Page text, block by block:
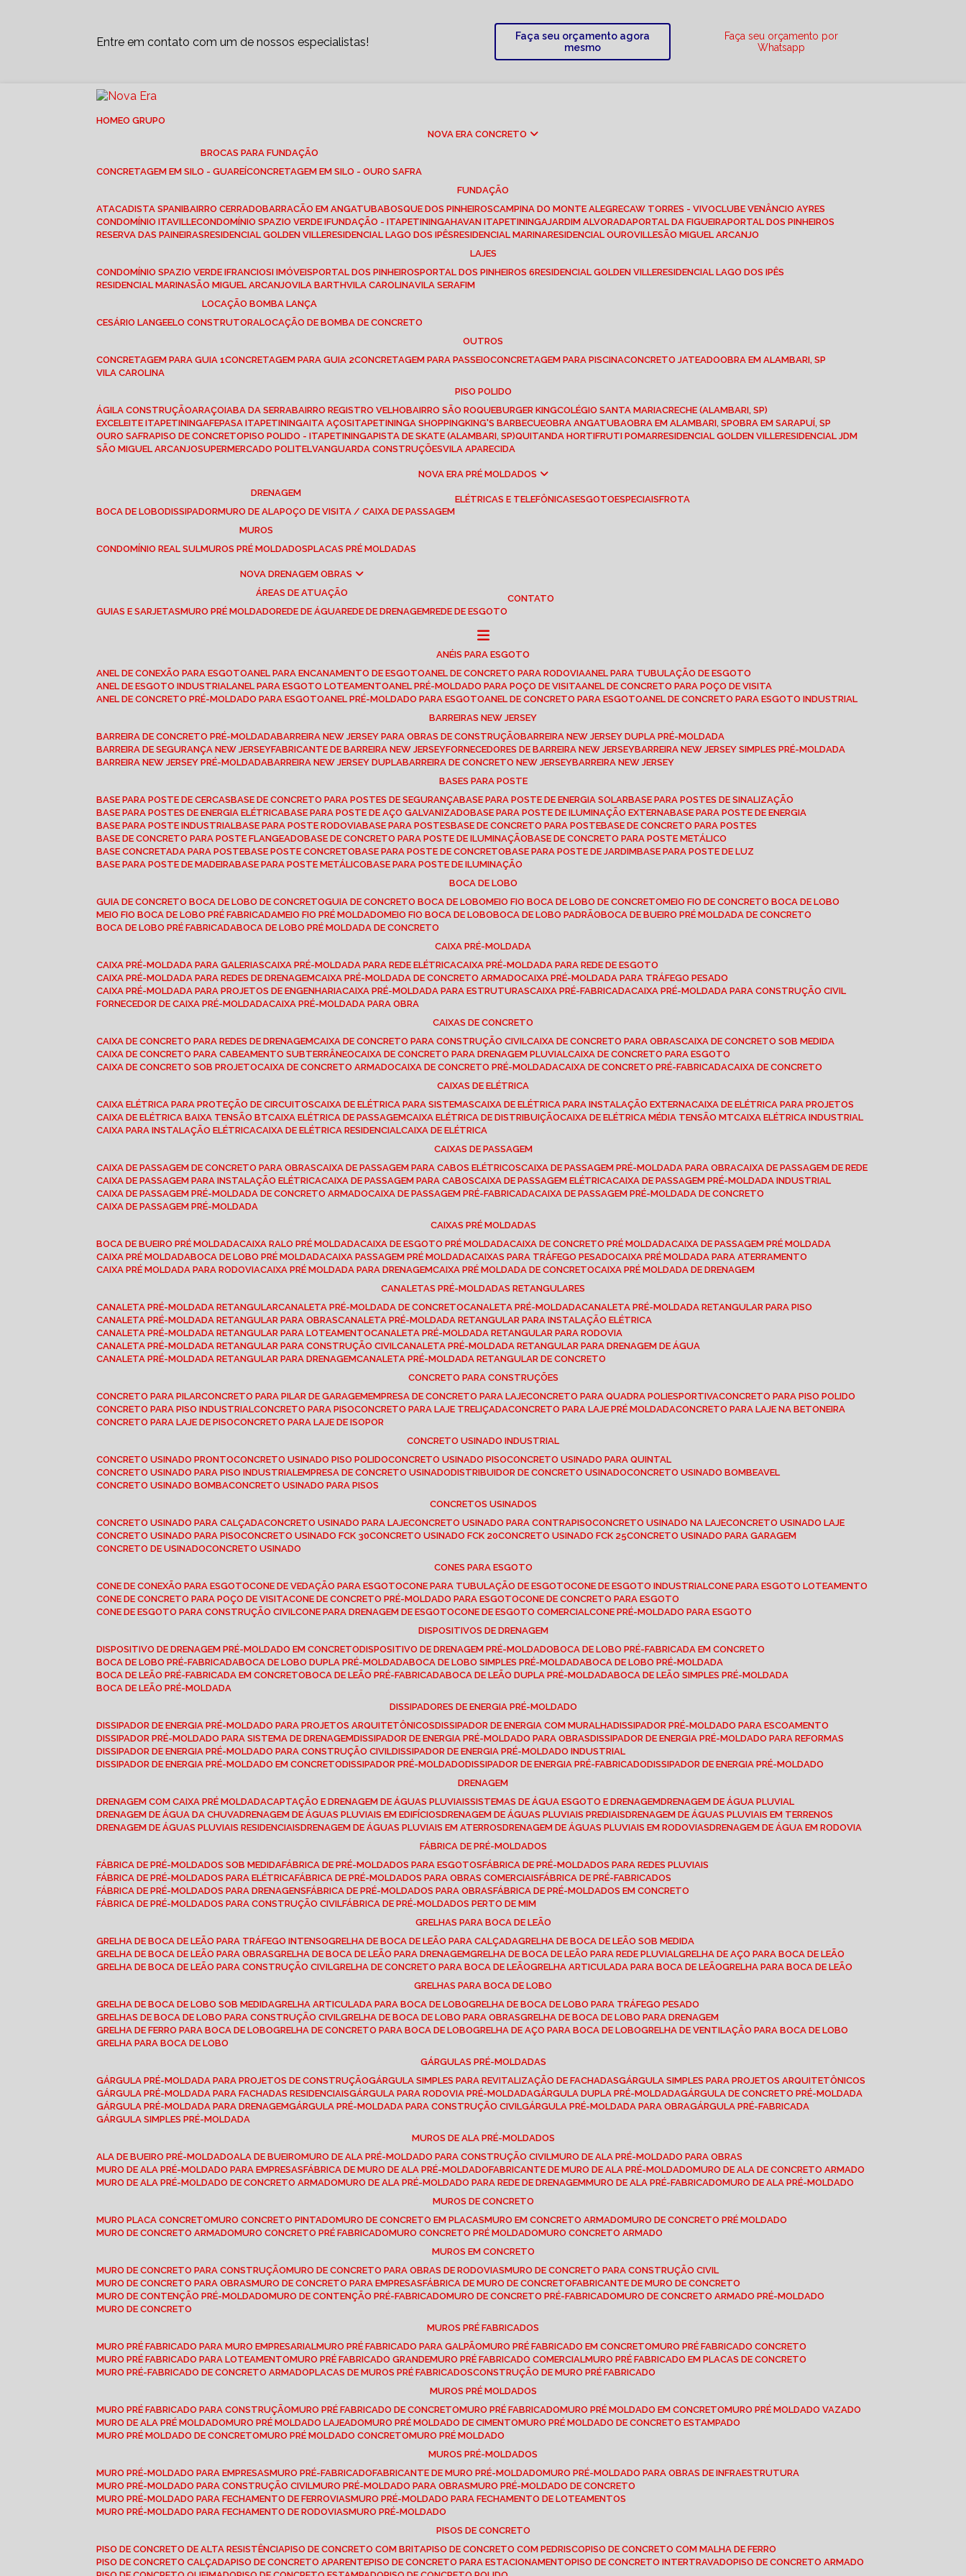
Entre em contato com um de nossos especialistas!
Faça seu orçamento agora
mesmo
Faça seu orçamento por
Whatsapp
HOME
O GRUPO
NOVA ERA CONCRETO
BROCAS PARA FUNDAÇÃO
CONCRETAGEM EM SILO - GUAREÍ CONCRETAGEM EM SILO - OURO SAFRA
FUNDAÇÃO
ATACADISTA SPANI BAIRRO CERRADO BARRACÃO EM ANGATUBA BOSQUE DOS PINHEIROS CAMPINA DO MONTE ALEGRE CAW TORRES - VIVO CLUBE VENÂNCIO AYRES
CONDOMÍNIO ITAVILLE CONDOMÍNIO SPAZIO VERDE I FUNDAÇÃO - ITAPETININGA HAVAN ITAPETININGA JARDIM ALVORADA PORTAL DA FIGUEIRA PORTAL DOS PINHEIROS
RESERVA DAS PAINEIRAS RESIDENCIAL GOLDEN VILLE RESIDENCIAL LAGO DOS IPÊS RESIDENCIAL MARINA RESIDENCIAL OUROVILLE SÃO MIGUEL ARCANJO
LAJES
CONDOMÍNIO SPAZIO VERDE I FRANCIOSI IMÓVEIS PORTAL DOS PINHEIROS PORTAL DOS PINHEIROS 6 RESIDENCIAL GOLDEN VILLE RESIDENCIAL LAGO DOS IPÊS
RESIDENCIAL MARINA SÃO MIGUEL ARCANJO VILA BARTH VILA CAROLINA VILA SERAFIM
LOCAÇÃO BOMBA LANÇA
CESÁRIO LANGE ELO CONSTRUTORA LOCAÇÃO DE BOMBA DE CONCRETO
OUTROS
CONCRETAGEM PARA GUIA 1 CONCRETAGEM PARA GUIA 2 CONCRETAGEM PARA PASSEIO CONCRETAGEM PARA PISCINA CONCRETO JATEADO
OBRA EM ALAMBARI, SP
VILA CAROLINA
PISO POLIDO
ÁGILA CONSTRUÇÃO ARAÇOIABA DA SERRA BAIRRO REGISTRO VELHO BAIRRO SÃO ROQUE BURGER KING COLÉGIO SANTA MARIA CRECHE (ALAMBARI, SP)
EXCELEITE ITAPETININGA FEPASA ITAPETININGA ITA AÇOS ITAPETININGA SHOPPING KING'S BARBECUE OBRA ANGATUBA OBRA EM ALAMBARI, SP
OBRA EM SARAPUÍ, SP
OURO SAFRA PISO DE CONCRETO PISO POLIDO - ITAPETININGA PISTA DE SKATE (ALAMBARI, SP) QUITANDA HORTIFRUTI POMAR RESIDENCIAL GOLDEN VILLE RESIDENCIAL JDM
SÃO MIGUEL ARCANJO SUPERMERCADO POLITEL VANGUARDA CONSTRUÇÕES VILA APARECIDA
NOVA ERA PRÉ MOLDADOS
DRENAGEM
BOCA DE LOBO DISSIPADOR MURO DE ALA POÇO DE VISITA / CAIXA DE PASSAGEM
ELÉTRICAS E TELEFÔNICAS ESGOTO ESPECIAIS FROTA
MUROS
CONDOMÍNIO REAL SUL
MUROS PRÉ MOLDADOS PLACAS PRÉ MOLDADAS
NOVA DRENAGEM OBRAS
ÁREAS DE ATUAÇÃO
GUIAS E SARJETAS
MURO PRÉ MOLDADO REDE DE ÁGUA REDE DE DRENAGEM REDE DE ESGOTO
CONTATO
ANÉIS PARA ESGOTO
ANEL DE CONEXÃO PARA ESGOTO ANEL PARA ENCANAMENTO DE ESGOTO ANEL DE CONCRETO PARA RODOVIA ANEL PARA TUBULAÇÃO DE ESGOTO
ANEL DE ESGOTO INDUSTRIAL ANEL PARA ESGOTO LOTEAMENTO ANEL PRÉ-MOLDADO PARA POÇO DE VISITA ANEL DE CONCRETO PARA POÇO DE VISITA
ANEL DE CONCRETO PRÉ-MOLDADO PARA ESGOTO ANEL PRÉ-MOLDADO PARA ESGOTO ANEL DE CONCRETO PARA ESGOTO ANEL DE CONCRETO PARA ESGOTO INDUSTRIAL
BARREIRAS NEW JERSEY
BARREIRA DE CONCRETO PRÉ-MOLDADA BARREIRA NEW JERSEY PARA OBRAS DE CONSTRUÇÃO BARREIRA NEW JERSEY DUPLA PRÉ-MOLDADA
BARREIRA DE SEGURANÇA NEW JERSEY FABRICANTE DE BARREIRA NEW JERSEY FORNECEDORES DE BARREIRA NEW JERSEY BARREIRA NEW JERSEY SIMPLES PRÉ-MOLDADA
BARREIRA NEW JERSEY PRÉ-MOLDADA BARREIRA NEW JERSEY DUPLA BARREIRA DE CONCRETO NEW JERSEY BARREIRA NEW JERSEY
BASES PARA POSTE
BASE PARA POSTE DE CERCAS BASE DE CONCRETO PARA POSTES DE SEGURANÇA BASE PARA POSTE DE ENERGIA SOLAR BASE PARA POSTES DE SINALIZAÇÃO
BASE PARA POSTES DE ENERGIA ELÉTRICA BASE PARA POSTE DE AÇO GALVANIZADO BASE PARA POSTE DE ILUMINAÇÃO EXTERNA BASE PARA POSTE DE ENERGIA
BASE PARA POSTE INDUSTRIAL BASE PARA POSTE RODOVIA BASE PARA POSTES BASE DE CONCRETO PARA POSTE BASE DE CONCRETO PARA POSTES
BASE DE CONCRETO PARA POSTE FLANGEADO BASE DE CONCRETO PARA POSTE DE ILUMINAÇÃO BASE DE CONCRETO PARA POSTE METÁLICO
BASE CONCRETADA PARA POSTE BASE POSTE CONCRETO BASE PARA POSTE DE CONCRETO BASE PARA POSTE DE JARDIM BASE PARA POSTE DE LUZ
BASE PARA POSTE DE MADEIRA BASE PARA POSTE METÁLICO BASE PARA POSTE DE ILUMINAÇÃO
BOCA DE LOBO
GUIA DE CONCRETO BOCA DE LOBO DE CONCRETO
GUIA DE CONCRETO BOCA DE LOBO MEIO FIO BOCA DE LOBO DE CONCRETO
MEIO FIO DE CONCRETO BOCA DE LOBO
MEIO FIO BOCA DE LOBO PRÉ FABRICADA
MEIO FIO PRÉ MOLDADO MEIO FIO BOCA DE LOBO BOCA DE LOBO PADRÃO BOCA DE BUEIRO PRÉ MOLDADA DE CONCRETO
BOCA DE LOBO PRÉ FABRICADA BOCA DE LOBO PRÉ MOLDADA DE CONCRETO
CAIXA PRÉ-MOLDADA
CAIXA PRÉ-MOLDADA PARA GALERIAS CAIXA PRÉ-MOLDADA PARA REDE ELÉTRICA CAIXA PRÉ-MOLDADA PARA REDE DE ESGOTO
CAIXA PRÉ-MOLDADA PARA REDES DE DRENAGEM CAIXA PRÉ-MOLDADA DE CONCRETO ARMADO CAIXA PRÉ-MOLDADA PARA TRÁFEGO PESADO
CAIXA PRÉ-MOLDADA PARA PROJETOS DE ENGENHARIA CAIXA PRÉ-MOLDADA PARA ESTRUTURAS CAIXA PRÉ-FABRICADA CAIXA PRÉ-MOLDADA PARA CONSTRUÇÃO CIVIL
FORNECEDOR DE CAIXA PRÉ-MOLDADA CAIXA PRÉ-MOLDADA PARA OBRA
CAIXAS DE CONCRETO
CAIXA DE CONCRETO PARA REDES DE DRENAGEM CAIXA DE CONCRETO PARA CONSTRUÇÃO CIVIL CAIXA DE CONCRETO PARA OBRAS CAIXA DE CONCRETO SOB MEDIDA
CAIXA DE CONCRETO PARA CABEAMENTO SUBTERRÂNEO CAIXA DE CONCRETO PARA DRENAGEM PLUVIAL CAIXA DE CONCRETO PARA ESGOTO
CAIXA DE CONCRETO SOB PROJETO CAIXA DE CONCRETO ARMADO CAIXA DE CONCRETO PRÉ-MOLDADA CAIXA DE CONCRETO PRÉ-FABRICADA CAIXA DE CONCRETO
CAIXAS DE ELÉTRICA
CAIXA ELÉTRICA PARA PROTEÇÃO DE CIRCUITOS CAIXA DE ELÉTRICA PARA SISTEMAS CAIXA DE ELÉTRICA PARA INSTALAÇÃO EXTERNA CAIXA DE ELÉTRICA PARA PROJETOS
CAIXA DE ELÉTRICA BAIXA TENSÃO BT CAIXA ELÉTRICA DE PASSAGEM CAIXA ELÉTRICA DE DISTRIBUIÇÃO CAIXA DE ELÉTRICA MÉDIA TENSÃO MT CAIXA ELÉTRICA INDUSTRIAL
CAIXA PARA INSTALAÇÃO ELÉTRICA CAIXA DE ELÉTRICA RESIDENCIAL CAIXA DE ELÉTRICA
CAIXAS DE PASSAGEM
CAIXA DE PASSAGEM DE CONCRETO PARA OBRAS CAIXA DE PASSAGEM PARA CABOS ELÉTRICOS CAIXA DE PASSAGEM PRÉ-MOLDADA PARA OBRA CAIXA DE PASSAGEM DE REDE
CAIXA DE PASSAGEM PARA INSTALAÇÃO ELÉTRICA CAIXA DE PASSAGEM PARA CABOS CAIXA DE PASSAGEM ELÉTRICA CAIXA DE PASSAGEM PRÉ-MOLDADA INDUSTRIAL
CAIXA DE PASSAGEM PRÉ-MOLDADA DE CONCRETO ARMADO CAIXA DE PASSAGEM PRÉ-FABRICADA CAIXA DE PASSAGEM PRÉ-MOLDADA DE CONCRETO
CAIXA DE PASSAGEM PRÉ-MOLDADA
CAIXAS PRÉ MOLDADAS
BOCA DE BUEIRO PRÉ MOLDADA CAIXA RALO PRÉ MOLDADA CAIXA DE ESGOTO PRÉ MOLDADA CAIXA DE CONCRETO PRÉ MOLDADA CAIXA DE PASSAGEM PRÉ MOLDADA
CAIXA PRÉ MOLDADA BOCA DE LOBO PRÉ MOLDADA CAIXA PASSAGEM PRÉ MOLDADA CAIXAS PARA TRÁFEGO PESADO CAIXA PRÉ MOLDADA PARA ATERRAMENTO
CAIXA PRÉ MOLDADA PARA RODOVIA CAIXA PRÉ MOLDADA PARA DRENAGEM CAIXA PRÉ MOLDADA DE CONCRETO CAIXA PRÉ MOLDADA DE DRENAGEM
CANALETAS PRÉ-MOLDADAS RETANGULARES
CANALETA PRÉ-MOLDADA RETANGULAR CANALETA PRÉ-MOLDADA DE CONCRETO CANALETA PRÉ-MOLDADA CANALETA PRÉ-MOLDADA RETANGULAR PARA PISO
CANALETA PRÉ-MOLDADA RETANGULAR PARA OBRAS CANALETA PRÉ-MOLDADA RETANGULAR PARA INSTALAÇÃO ELÉTRICA
CANALETA PRÉ-MOLDADA RETANGULAR PARA LOTEAMENTO CANALETA PRÉ-MOLDADA RETANGULAR PARA RODOVIA
CANALETA PRÉ-MOLDADA RETANGULAR PARA CONSTRUÇÃO CIVIL CANALETA PRÉ-MOLDADA RETANGULAR PARA DRENAGEM DE ÁGUA
CANALETA PRÉ-MOLDADA RETANGULAR PARA DRENAGEM CANALETA PRÉ-MOLDADA RETANGULAR DE CONCRETO
CONCRETO PARA CONSTRUÇÕES
CONCRETO PARA PILAR CONCRETO PARA PILAR DE GARAGEM EMPRESA DE CONCRETO PARA LAJE CONCRETO PARA QUADRA POLIESPORTIVA CONCRETO PARA PISO POLIDO
CONCRETO PARA PISO INDUSTRIAL CONCRETO PARA PISO CONCRETO PARA LAJE TRELIÇADA CONCRETO PARA LAJE PRÉ MOLDADA CONCRETO PARA LAJE NA BETONEIRA
CONCRETO PARA LAJE DE PISO CONCRETO PARA LAJE DE ISOPOR
CONCRETO USINADO INDUSTRIAL
CONCRETO USINADO PRONTO CONCRETO USINADO PISO POLIDO CONCRETO USINADO PISO CONCRETO USINADO PARA QUINTAL
CONCRETO USINADO PARA PISO INDUSTRIAL EMPRESA DE CONCRETO USINADO DISTRIBUIDOR DE CONCRETO USINADO CONCRETO USINADO BOMBEAVEL
CONCRETO USINADO BOMBA CONCRETO USINADO PARA PISOS
CONCRETOS USINADOS
CONCRETO USINADO PARA CALÇADA CONCRETO USINADO PARA LAJE CONCRETO USINADO PARA CONTRAPISO CONCRETO USINADO NA LAJE CONCRETO USINADO LAJE
CONCRETO USINADO PARA PISO CONCRETO USINADO FCK 30 CONCRETO USINADO FCK 20 CONCRETO USINADO FCK 25 CONCRETO USINADO PARA GARAGEM
CONCRETO DE USINADO CONCRETO USINADO
CONES PARA ESGOTO
CONE DE CONEXÃO PARA ESGOTO CONE DE VEDAÇÃO PARA ESGOTO CONE PARA TUBULAÇÃO DE ESGOTO CONE DE ESGOTO INDUSTRIAL CONE PARA ESGOTO LOTEAMENTO
CONE DE CONCRETO PARA POÇO DE VISITA CONE DE CONCRETO PRÉ-MOLDADO PARA ESGOTO CONE DE CONCRETO PARA ESGOTO
CONE DE ESGOTO PARA CONSTRUÇÃO CIVIL CONE PARA DRENAGEM DE ESGOTO CONE DE ESGOTO COMERCIAL CONE PRÉ-MOLDADO PARA ESGOTO
DISPOSITIVOS DE DRENAGEM
DISPOSITIVO DE DRENAGEM PRÉ-MOLDADO EM CONCRETO DISPOSITIVO DE DRENAGEM PRÉ-MOLDADO BOCA DE LOBO PRÉ-FABRICADA EM CONCRETO
BOCA DE LOBO PRÉ-FABRICADA BOCA DE LOBO DUPLA PRÉ-MOLDADA BOCA DE LOBO SIMPLES PRÉ-MOLDADA BOCA DE LOBO PRÉ-MOLDADA
BOCA DE LEÃO PRÉ-FABRICADA EM CONCRETO BOCA DE LEÃO PRÉ-FABRICADA BOCA DE LEÃO DUPLA PRÉ-MOLDADA BOCA DE LEÃO SIMPLES PRÉ-MOLDADA
BOCA DE LEÃO PRÉ-MOLDADA
DISSIPADORES DE ENERGIA PRÉ-MOLDADO
DISSIPADOR DE ENERGIA PRÉ-MOLDADO PARA PROJETOS ARQUITETÔNICOS DISSIPADOR DE ENERGIA COM MURALHA DISSIPADOR PRÉ-MOLDADO PARA ESCOAMENTO
DISSIPADOR PRÉ-MOLDADO PARA SISTEMA DE DRENAGEM DISSIPADOR DE ENERGIA PRÉ-MOLDADO PARA OBRAS DISSIPADOR DE ENERGIA PRÉ-MOLDADO PARA REFORMAS
DISSIPADOR DE ENERGIA PRÉ-MOLDADO PARA CONSTRUÇÃO CIVIL DISSIPADOR DE ENERGIA PRÉ-MOLDADO INDUSTRIAL
DISSIPADOR DE ENERGIA PRÉ-MOLDADO EM CONCRETO DISSIPADOR PRÉ-MOLDADO DISSIPADOR DE ENERGIA PRÉ-FABRICADO DISSIPADOR DE ENERGIA PRÉ-MOLDADO
DRENAGEM
DRENAGEM COM CAIXA PRÉ MOLDADA CAPTAÇÃO E DRENAGEM DE ÁGUAS PLUVIAIS SISTEMAS DE ÁGUA ESGOTO E DRENAGEM DRENAGEM DE ÁGUA PLUVIAL
DRENAGEM DE ÁGUA DA CHUVA DRENAGEM DE ÁGUAS PLUVIAIS EM EDIFÍCIOS DRENAGEM DE ÁGUAS PLUVIAIS PREDIAIS DRENAGEM DE ÁGUAS PLUVIAIS EM TERRENOS
DRENAGEM DE ÁGUAS PLUVIAIS RESIDENCIAIS DRENAGEM DE ÁGUAS PLUVIAIS EM ATERROS DRENAGEM DE ÁGUAS PLUVIAIS EM RODOVIAS DRENAGEM DE ÁGUA EM RODOVIA
FÁBRICA DE PRÉ-MOLDADOS
FÁBRICA DE PRÉ-MOLDADOS SOB MEDIDA FÁBRICA DE PRÉ-MOLDADOS PARA ESGOTOS FÁBRICA DE PRÉ-MOLDADOS PARA REDES PLUVIAIS
FÁBRICA DE PRÉ-MOLDADOS PARA ELÉTRICA FÁBRICA DE PRÉ-MOLDADOS PARA OBRAS COMERCIAIS FÁBRICA DE PRÉ-FABRICADOS
FÁBRICA DE PRÉ-MOLDADOS PARA DRENAGENS FÁBRICA DE PRÉ-MOLDADOS PARA OBRAS FÁBRICA DE PRÉ-MOLDADOS EM CONCRETO
FÁBRICA DE PRÉ-MOLDADOS PARA CONSTRUÇÃO CIVIL FÁBRICA DE PRÉ-MOLDADOS PERTO DE MIM
GRELHAS PARA BOCA DE LEÃO
GRELHA DE BOCA DE LEÃO PARA TRÁFEGO INTENSO
GRELHA DE BOCA DE LEÃO PARA CALÇADA
GRELHA DE BOCA DE LEÃO SOB MEDIDA
GRELHA DE BOCA DE LEÃO PARA OBRAS
GRELHA DE BOCA DE LEÃO PARA DRENAGEM GRELHA DE BOCA DE LEÃO PARA REDE PLUVIAL
GRELHA DE AÇO PARA BOCA DE LEÃO
GRELHA DE BOCA DE LEÃO PARA CONSTRUÇÃO CIVIL
GRELHA DE CONCRETO PARA BOCA DE LEÃO GRELHA ARTICULADA PARA BOCA DE LEÃO
GRELHA PARA BOCA DE LEÃO
GRELHAS PARA BOCA DE LOBO
GRELHA DE BOCA DE LOBO SOB MEDIDA
GRELHA ARTICULADA PARA BOCA DE LOBO
GRELHA DE BOCA DE LOBO PARA TRÁFEGO PESADO
GRELHAS DE BOCA DE LOBO PARA CONSTRUÇÃO CIVIL
GRELHA DE BOCA DE LOBO PARA OBRAS
GRELHA DE BOCA DE LOBO PARA DRENAGEM
GRELHA DE FERRO PARA BOCA DE LOBO
GRELHA DE CONCRETO PARA BOCA DE LOBO GRELHA DE AÇO PARA BOCA DE LOBO
GRELHA DE VENTILAÇÃO PARA BOCA DE LOBO
GRELHA PARA BOCA DE LOBO
GÁRGULAS PRÉ-MOLDADAS
GÁRGULA PRÉ-MOLDADA PARA PROJETOS DE CONSTRUÇÃO
GÁRGULA SIMPLES PARA REVITALIZAÇÃO DE FACHADAS
GÁRGULA SIMPLES PARA PROJETOS ARQUITETÔNICOS
GÁRGULA PRÉ-MOLDADA PARA FACHADAS RESIDENCIAIS
GÁRGULA PARA RODOVIA PRÉ-MOLDADA GÁRGULA DUPLA PRÉ-MOLDADA
GÁRGULA DE CONCRETO PRÉ-MOLDADA
GÁRGULA PRÉ-MOLDADA PARA DRENAGEM
GÁRGULA PRÉ-MOLDADA PARA CONSTRUÇÃO CIVIL GÁRGULA PRÉ-MOLDADA PARA OBRA
GÁRGULA PRÉ-FABRICADA
GÁRGULA SIMPLES PRÉ-MOLDADA
MUROS DE ALA PRÉ-MOLDADOS
ALA DE BUEIRO PRÉ-MOLDADO ALA DE BUEIRO MURO DE ALA PRÉ-MOLDADO PARA CONSTRUÇÃO CIVIL
MURO DE ALA PRÉ-MOLDADO PARA OBRAS
MURO DE ALA PRÉ-MOLDADO PARA EMPRESAS FÁBRICA DE MURO DE ALA PRÉ-MOLDADO FABRICANTE DE MURO DE ALA PRÉ-MOLDADO
MURO DE ALA DE CONCRETO ARMADO
MURO DE ALA PRÉ-MOLDADO DE CONCRETO ARMADO
MURO DE ALA PRÉ-MOLDADO PARA REDE DE DRENAGEM MURO DE ALA PRÉ-FABRICADO
MURO DE ALA PRÉ-MOLDADO
MUROS DE CONCRETO
MURO PLACA CONCRETO
MURO CONCRETO PINTADO MURO DE CONCRETO EM PLACAS MURO EM CONCRETO ARMADO
MURO DE CONCRETO PRÉ MOLDADO
MURO DE CONCRETO ARMADO
MURO CONCRETO PRÉ FABRICADO MURO CONCRETO PRÉ MOLDADO
MURO CONCRETO ARMADO
MUROS EM CONCRETO
MURO DE CONCRETO PARA CONSTRUÇÃO
MURO DE CONCRETO PARA OBRAS DE RODOVIAS
MURO DE CONCRETO PARA CONSTRUÇÃO CIVIL
MURO DE CONCRETO PARA OBRAS
MURO DE CONCRETO PARA EMPRESAS FÁBRICA DE MURO DE CONCRETO FABRICANTE DE MURO DE CONCRETO
MURO DE CONTENÇÃO PRÉ-MOLDADO
MURO DE CONTENÇÃO PRÉ-FABRICADO MURO DE CONCRETO PRÉ-FABRICADO
MURO DE CONCRETO ARMADO PRÉ-MOLDADO
MURO DE CONCRETO
MUROS PRÉ FABRICADOS
MURO PRÉ FABRICADO PARA MURO EMPRESARIAL
MURO PRÉ FABRICADO PARA GALPÃO MURO PRÉ FABRICADO EM CONCRETO
MURO PRÉ FABRICADO CONCRETO
MURO PRÉ FABRICADO PARA LOTEAMENTO
MURO PRÉ FABRICADO GRANDE MURO PRÉ FABRICADO COMERCIAL
MURO PRÉ FABRICADO EM PLACAS DE CONCRETO
MURO PRÉ-FABRICADO DE CONCRETO ARMADO PLACAS DE MUROS PRÉ FABRICADOS CONSTRUÇÃO DE MURO PRÉ FABRICADO
MUROS PRÉ MOLDADOS
MURO PRÉ FABRICADO PARA CONSTRUÇÃO
MURO PRÉ FABRICADO DE CONCRETO MURO PRÉ FABRICADO MURO PRÉ MOLDADO EM CONCRETO
MURO PRÉ MOLDADO VAZADO
MURO DE ALA PRÉ MOLDADO
MURO PRÉ MOLDADO LAJEADO MURO PRÉ MOLDADO DE CIMENTO
MURO PRÉ MOLDADO DE CONCRETO ESTAMPADO
MURO PRÉ MOLDADO DE CONCRETO
MURO PRÉ MOLDADO CONCRETO
MURO PRÉ MOLDADO
MUROS PRÉ-MOLDADOS
MURO PRÉ-MOLDADO PARA EMPRESAS
MURO PRÉ-FABRICADO FABRICANTE DE MURO PRÉ-MOLDADO
MURO PRÉ-MOLDADO PARA OBRAS DE INFRAESTRUTURA
MURO PRÉ-MOLDADO PARA CONSTRUÇÃO CIVIL
MURO PRÉ-MOLDADO PARA OBRAS
MURO PRÉ-MOLDADO DE CONCRETO
MURO PRÉ-MOLDADO PARA FECHAMENTO DE FERROVIAS
MURO PRÉ-MOLDADO PARA FECHAMENTO DE LOTEAMENTOS
MURO PRÉ-MOLDADO PARA FECHAMENTO DE RODOVIAS
MURO PRÉ-MOLDADO
PISOS DE CONCRETO
PISO DE CONCRETO DE ALTA RESISTÊNCIA PISO DE CONCRETO COM BRITA PISO DE CONCRETO COM PEDRISCO PISO DE CONCRETO COM MALHA DE FERRO
PISO DE CONCRETO CALÇADA PISO DE CONCRETO APARENTE PISO DE CONCRETO PARA ESTACIONAMENTO PISO DE CONCRETO INTERTRAVADO PISO DE CONCRETO ARMADO